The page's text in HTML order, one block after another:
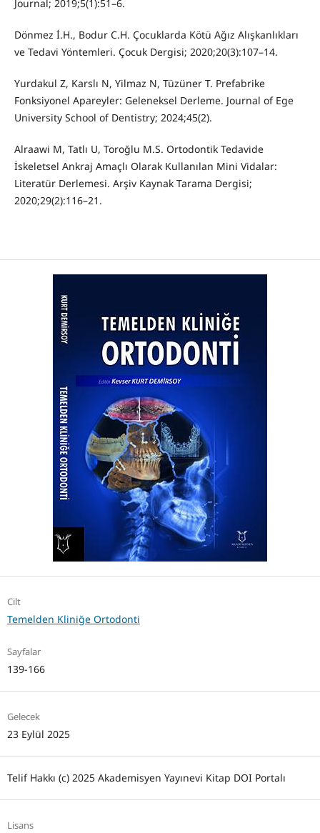
Journal; 2019;5(1):51–6.
Dönmez İ.H., Bodur C.H. Çocuklarda Kötü Ağız Alışkanlıkları
ve Tedavi Yöntemleri. Çocuk Dergisi; 2020;20(3):107–14.
Yurdakul Z, Karslı N, Yilmaz N, Tüzüner T. Prefabrike
Fonksiyonel Apareyler: Geleneksel Derleme. Journal of Ege
University School of Dentistry; 2024;45(2).
Alraawi M, Tatlı U, Toroğlu M.S. Ortodontik Tedavide
İskeletsel Ankraj Amaçlı Olarak Kullanılan Mini Vidalar:
Literatür Derlemesi. Arşiv Kaynak Tarama Dergisi;
2020;29(2):116–21.
Cilt
Temelden Kliniğe Ortodonti
Sayfalar
139-166
Gelecek
23 Eylül 2025
Telif Hakkı (c) 2025 Akademisyen Yayınevi Kitap DOI Portalı
Lisans